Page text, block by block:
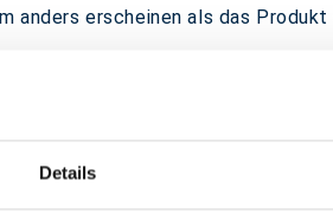
Details
anders erscheinen als das
packpack.de GmbH, Am